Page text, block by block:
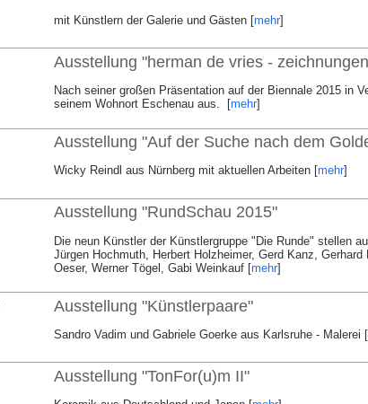
mit Künstlern der Galerie und Gästen [mehr]
Ausstellung "herman de vries -
Nach seiner großen Präsentation auf der Biennale 2015 in
seinem Wohnort Eschenau aus. [mehr]
Ausstellung "Auf der Suche nach dem
Wicky Reindl aus Nürnberg mit aktuellen Arbeiten [mehr]
Ausstellung "RundSchau 2015"
Die neun Künstler der Künstlergruppe "Die Runde" stellen
Jürgen Hochmuth, Herbert Holzheimer, Gerd Kanz,
Oeser, Werner Tögel, Gabi Weinkauf [mehr]
Ausstellung "Künstlerpaare"
Sandro Vadim und Gabriele Goerke aus Karlsruhe - Malerei [
Ausstellung "TonFor(u)m II"